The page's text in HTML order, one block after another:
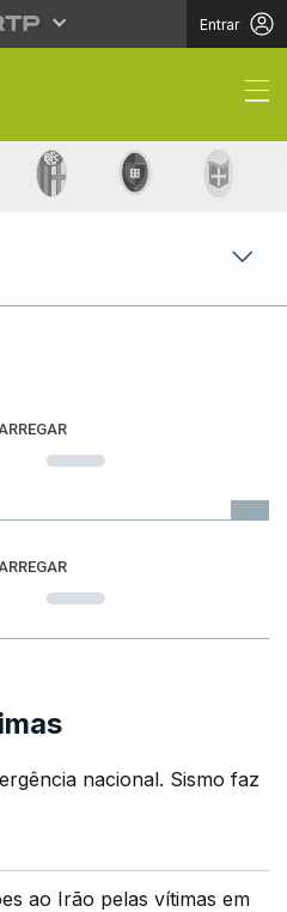
Entrar
Italiana
nacional. Sismo faz
ao Irão pelas vítimas em